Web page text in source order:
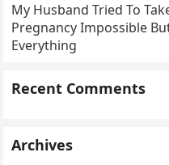
My Husband Tried To
Pregnancy Impossible
Everything
Recent Comments
Archives